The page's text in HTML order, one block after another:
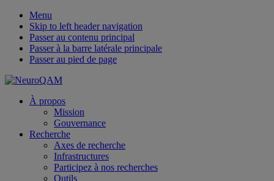
Menu
Skip to left header navigation
Passer au contenu principal
Passer à la barre latérale principale
Passer au pied de page
Centre
neurosciences
MobileÀ propos
Mission
Gouvernance
Recherche
Axes de recherche
Infrastructures
Participez à nos recherches
Outils